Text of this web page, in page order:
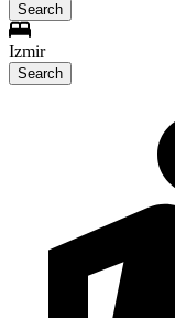
Search
Izmir
Search